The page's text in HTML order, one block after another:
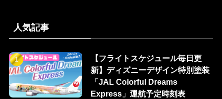
人気記事
【フライトスケジュール毎日更
新】ディズニーデザイン特別塗装
「JAL Colorful Dreams
Express」運航予定時刻表